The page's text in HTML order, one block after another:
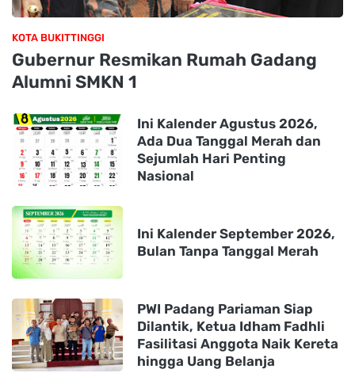
KOTA BUKITTINGGI
Gubernur Resmikan Rumah Gadang
Alumni SMKN 1
Ini Kalender Agustus 2026,
Ada Dua Tanggal Merah dan
Sejumlah Hari Penting
Nasional
Ini Kalender September 2026,
Bulan Tanpa Tanggal Merah
PWI Padang Pariaman Siap
Dilantik, Ketua Idham Fadhli
Fasilitasi Anggota Naik Kereta
hingga Uang Belanja